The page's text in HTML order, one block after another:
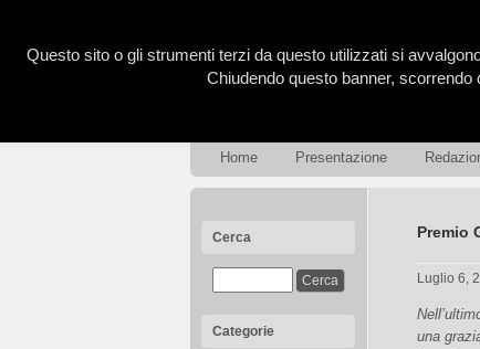
Home Presentazione
Cerca
Categorie
Premio
Luglio 6,
una
Questo sito o gli strumenti terzi da questo utilizzati si
Chiudendo questo banner,